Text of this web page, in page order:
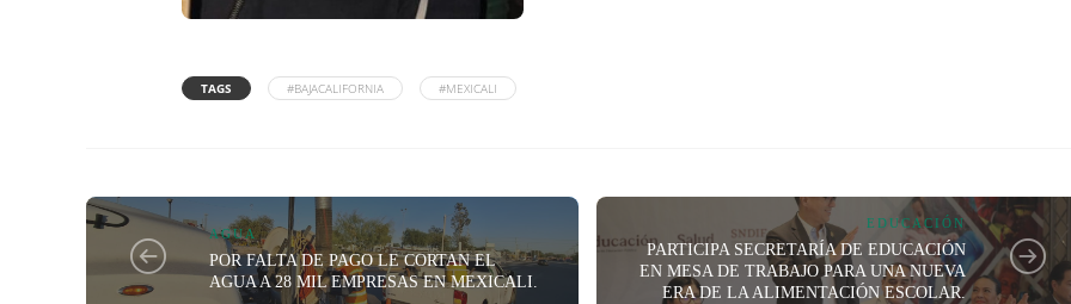
TAGS #BAJACALIFORNIA #MEXICALI
AGUA
POR FALTA DE PAGO LE CORTAN EL
AGUA A 28 MIL EMPRESAS EN MEXICALI.
EDUCACIÓN
PARTICIPA SECRETARÍA DE EDUCACIÓN
EN MESA DE TRABAJO PARA UNA NUEVA
ERA DE LA ALIMENTACIÓN ESCOLAR.